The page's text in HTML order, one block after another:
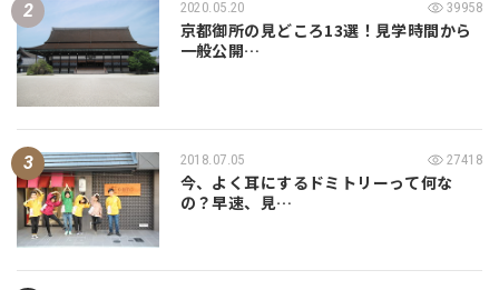
2020.05.20 39958
京都御所の見どころ13選！見学時間から
一般公開…
2018.07.05 27418
今、よく耳にするドミトリーって何な
の？早速、見…